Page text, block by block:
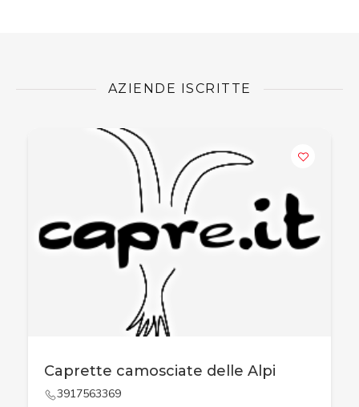
AZIENDE ISCRITTE
Caprette camosciate delle Alpi
3917563369